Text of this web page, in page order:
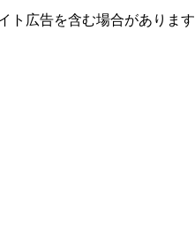
ト広告を含む場合があります